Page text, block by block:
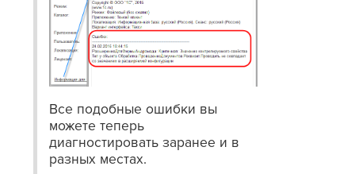
Все подобные ошибки вы
можете теперь
диагностировать заранее и в
разных местах.